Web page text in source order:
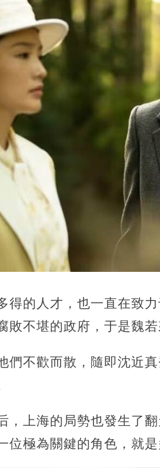
得的人才，也一直在致
敗不堪的政府，于是魏若
們不歡而散，隨即沈近
，上海的局勢也發生了
位極為關鍵的角色，就